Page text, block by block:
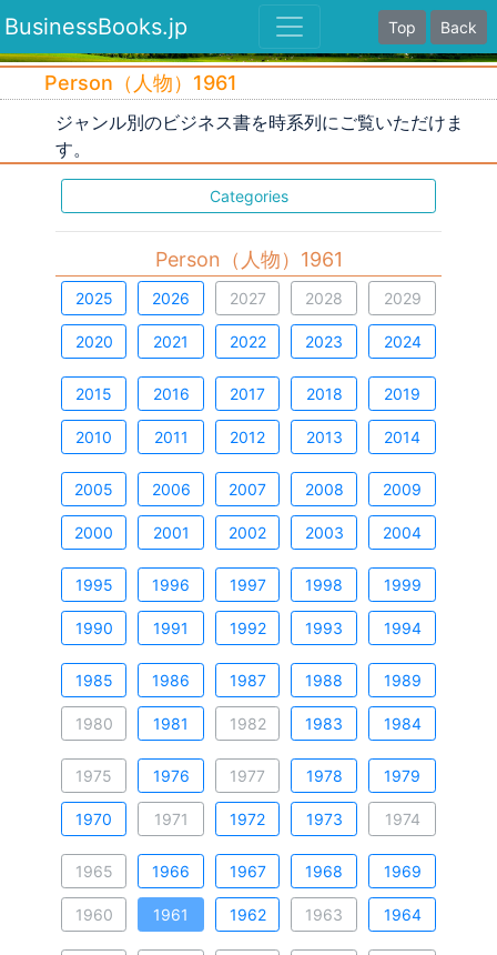
BusinessBooks.jp Top Back
Person（人物）1961
ジャンル別のビジネス書を時系列にご覧いただけま
す。
Categories
Person（人物）1961
2025 2026 2027 2028 2029
2020 2021 2022 2023 2024
2015 2016 2017 2018 2019
2010 2011 2012 2013 2014
2005 2006 2007 2008 2009
2000 2001 2002 2003 2004
1995 1996 1997 1998 1999
1990 1991 1992 1993 1994
1985 1986 1987 1988 1989
1980 1981 1982 1983 1984
1975 1976 1977 1978 1979
1970 1971 1972 1973 1974
1965 1966 1967 1968 1969
1960 1961 1962 1963 1964